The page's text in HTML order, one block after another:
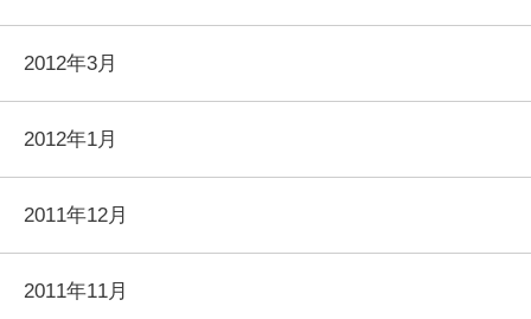
2012年3月
2012年1月
2011年12月
2011年11月